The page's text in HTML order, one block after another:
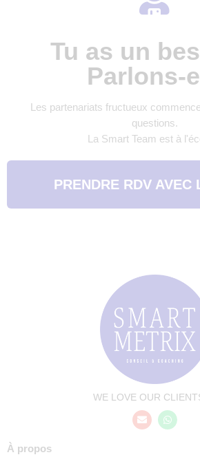
Tu as un
Parlons-
Les partenariats fructueux
questions.
La Smart Team est à
PRENDRE RDV AVEC
WE LOVE OUR
À propos